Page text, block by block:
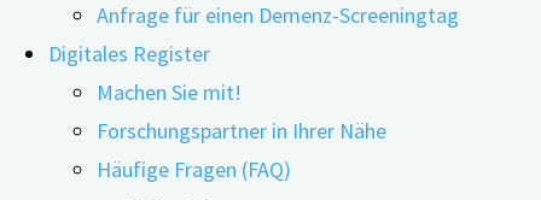
Anfrage für einen Demenz-Screeningtag
Digitales Register
Machen Sie mit!
Forschungspartner in Ihrer Nähe
Häufige Fragen (FAQ)
23.06.2026